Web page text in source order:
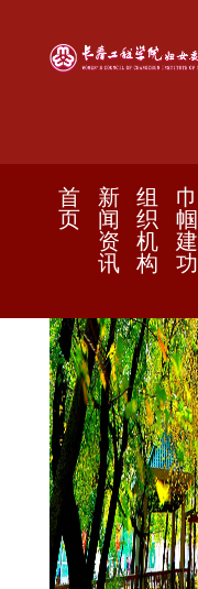
首
页
新
闻
资
讯
组
织
机
构
巾
帼
建
功